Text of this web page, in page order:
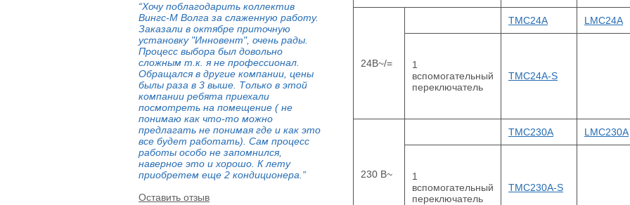
24В~/=
TMC24A LMC24A
1
вспомогательный
переключатель
TMC24A-S
230 В~
TMC230A LMC230A
1
вспомогательный
переключатель
TMC230A-S
“Хочу поблагодарить коллектив
Вингс-М Волга за слаженную работу.
Заказали в октябре приточную
установку "Инновент", очень рады.
Процесс выбора был довольно
сложным т.к. я не профессионал.
Обращался в другие компании, цены
былы раза в 3 выше. Только в этой
компании ребята приехали
посмотреть на помещение ( не
понимаю как что-то можно
предлагать не понимая где и как это
все будет работать). Сам процесс
работы особо не запомнился,
наверное это и хорошо. К лету
приобретем еще 2 кондиционера.”
Оставить отзыв